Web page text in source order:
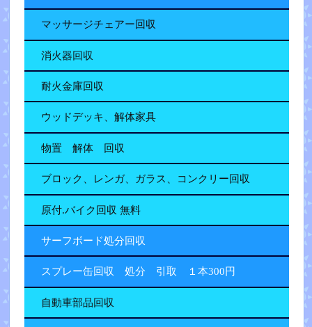
マッサージチェアー回収
消火器回収
耐火金庫回収
ウッドデッキ、解体家具
物置 解体 回収
ブロック、レンガ、ガラス、コンクリー回収
原付.バイク回収 無料
サーフボード処分回収
スプレー缶回収 処分 引取 １本300円
自動車部品回収